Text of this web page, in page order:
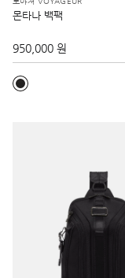
몬타나 백팩
950,000 원